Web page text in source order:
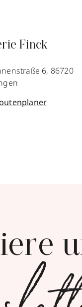
Finck
6, 86720